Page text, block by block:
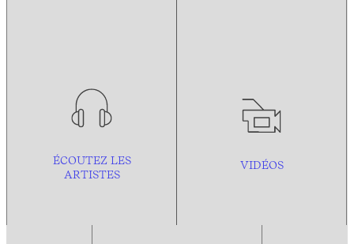
ÉCOUTEZ LES
ARTISTES
VIDÉOS